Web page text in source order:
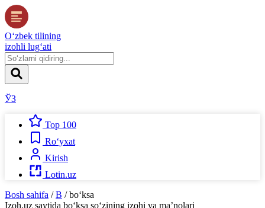
O‘zbek tilining
izohli lug‘ati
ЎЗ
Top 100
Ro‘yxat
Kirish
Lotin.uz
Bosh sahifa / B / bo‘ksa
Izoh.uz saytida bo‘ksa so‘zining izohi va ma’nolari